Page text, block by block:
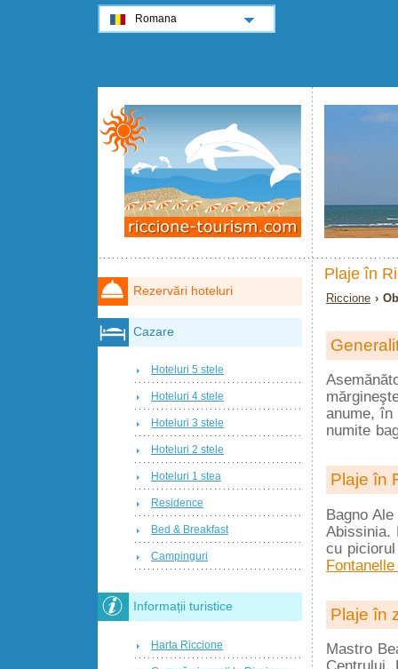
Plaje în
Riccione ›
anume,
numite
Plaje în
Bagno
Abissinia.
cu
Plaje în
Mastro
Rezervări hoteluri
Cazare
Hoteluri 5 stele
Hoteluri 4 stele
Hoteluri 3 stele
Hoteluri 2 stele
Hoteluri 1 stea
Residence
Bed & Breakfast
Campinguri
Informații turistice
Harta Riccione
Romana